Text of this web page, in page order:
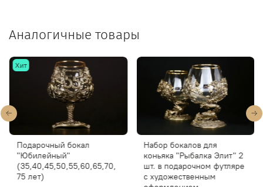
Аналогичные товары
Хит
Подарочный бокал
"Юбилейный"
(35,40,45,50,55,60,65,70,
75 лет)
Набор бокалов для
коньяка "Рыбалка Элит" 2
шт. в подарочном футляре
с художественным